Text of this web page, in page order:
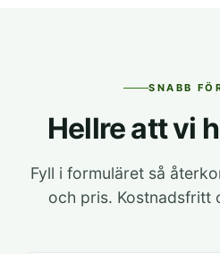
SNABB
Hellre att vi
Fyll i formuläret så
och pris. Kostnadsfritt